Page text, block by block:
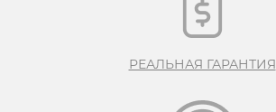
РЕАЛЬНАЯ ГАРАНТИЯ